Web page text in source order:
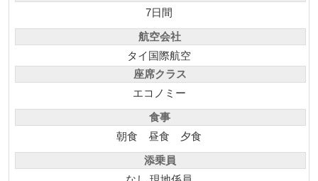
7日間
航空会社
タイ国際航空
座席クラス
エコノミー
食事
朝食 昼食 夕食
添乗員